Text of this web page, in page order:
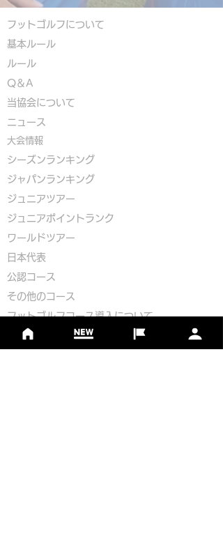
フットゴルフについて
基本ルール
ルール
Q＆A
​当協会について
​ニュース
大会情報
シーズンランキング
ジャパンランキング
ジュニアツアー
ジュニアポイントランク
​ワールドツアー
​​日本代表
公認コース
​その他のコース
​フットゴルフコース導入について
​チームビルディング